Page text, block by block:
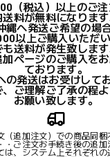
（税込）以上のご注
送料が無料になります
縄へ発送ご希望の場
以上ご購入いただ
も送料が発生致します
加ページのご購入を
ております。
の発送はお受けして
、ご理解ご了承の程よ
お願い致します。
（追加注文）での商品同梱
・ご注文お手続き後の追加
は、システム上それぞれの